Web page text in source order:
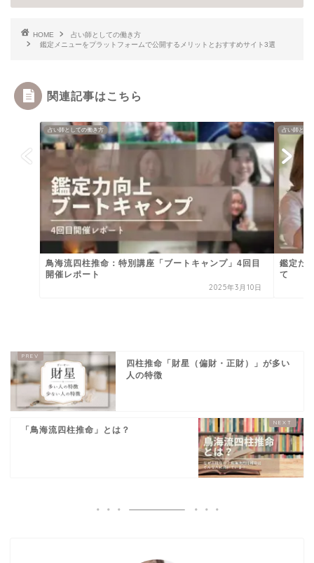
HOME
占い師としての働き方
鑑定メニューをプラットフォームで公開するメリットとおすすめサイト3選
関連記事はこちら
占い師としての働き方
鳥海流四柱推命：特別講座「ブートキャンプ」4回目
開催レポート
2025年3月10日
占い師とし
鑑定だ
て
四柱推命「財星（偏財・正財）」が多い
人の特徴
「鳥海流四柱推命」とは？